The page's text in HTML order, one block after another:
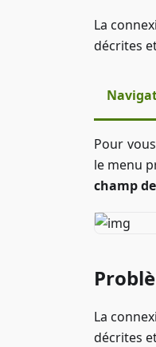
La
décrites
Pour
le menu
champ
La
décrites